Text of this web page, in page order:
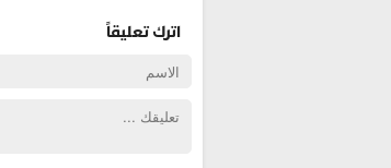
اترك تعليقاً